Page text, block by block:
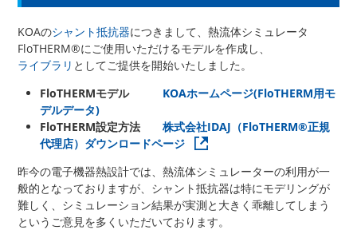
KOAのシャント抵抗器につきまして、熱流体シミュレータ
FloTHERM®にご使用いただけるモデルを作成し、
ライブラリ としてご提供を開始いたしました。
FloTHERMモデル KOAホームページ(FloTHERM用モ
デルデータ)
FloTHERM設定方法株式会社IDAJ（FloTHERM®正規
代理店）ダウンロードページ
昨今の電子機器熱設計では、熱流体シミュレーターの利用が一
般的となっておりますが、シャント抵抗器は特にモデリングが
難しく、シミュレーション結果が実測と大きく乖離してしまう
というご意見を多くいただいております。